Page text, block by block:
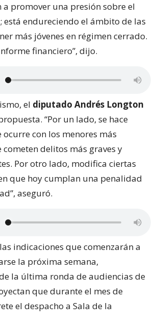
a promover una presión sobre el
está endureciendo el ámbito de las
más jóvenes en régimen cerrado.
financiero”, dijo.
el diputado Andrés Longton
“Por un lado, se hace
con los menores más
delitos más graves y
Por otro lado, modifica ciertas
que hoy cumplan una penalidad
aseguró.
indicaciones que comenzarán a
la próxima semana,
la última ronda de audiencias de
que durante el mes de
el despacho a Sala de la